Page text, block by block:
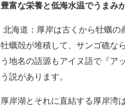
豊富な栄養と低海水温でうまみ
北海道：厚岸は古くから牡蠣の
牡蠣殻が堆積して、サンゴ礁な
う地名の語源もアイヌ語で『ア
う説があります。
厚岸湖とそれに直結する厚岸湾